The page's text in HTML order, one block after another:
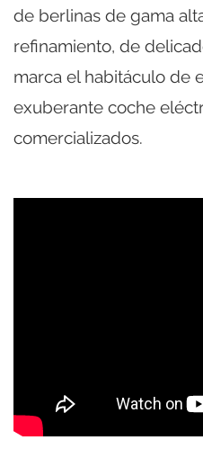
de berlinas de gama
refinamiento, de
marca el habitáculo de
exuberante coche
comercializados.